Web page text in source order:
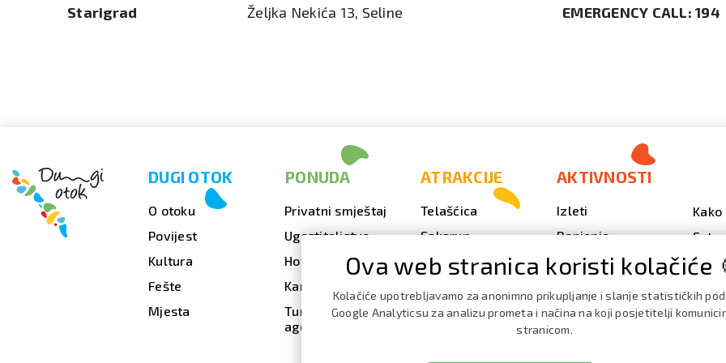
Starigrad Željka Nekića 13, Seline EMERGENCY CALL: 194
DUGI OTOK
O otoku
Povijest
Kultura
Fešte
Mjesta
PONUDA
Privatni smještaj
Ugostiteljstvo
Hoteli
Kampovi
Turističke
agencije
ATRAKCIJE
Telašćica
Sakarun
Svjetionik Veli Rat
Strašna peć
AKTIVNOSTI
Izleti
Ronjenje
Outdoor
Nautika
Kako
Ova web stranica koristi kolačiće
Kolačiće upotrebljavamo za anonimno prikupljanje i slanje statističkih
Google Analyticsu za analizu prometa i načina na koji posjetitelji
stranicom.